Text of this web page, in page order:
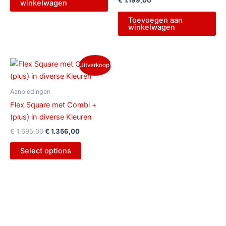
winkelwagen
Toevoegen aan
winkelwagen
Uitverkoop!
Aanbiedingen
Flex Square met Combi +
(plus) in diverse Kleuren
€1.695,00
Oorspronkelijke
prijs
was:
€ 1.356,00
Huidige
prijs
is:
Select options